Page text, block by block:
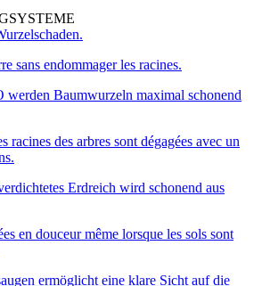
sans endommager les racines.
des arbres sont dégagées avec un
en douceur même lorsque les sols sont